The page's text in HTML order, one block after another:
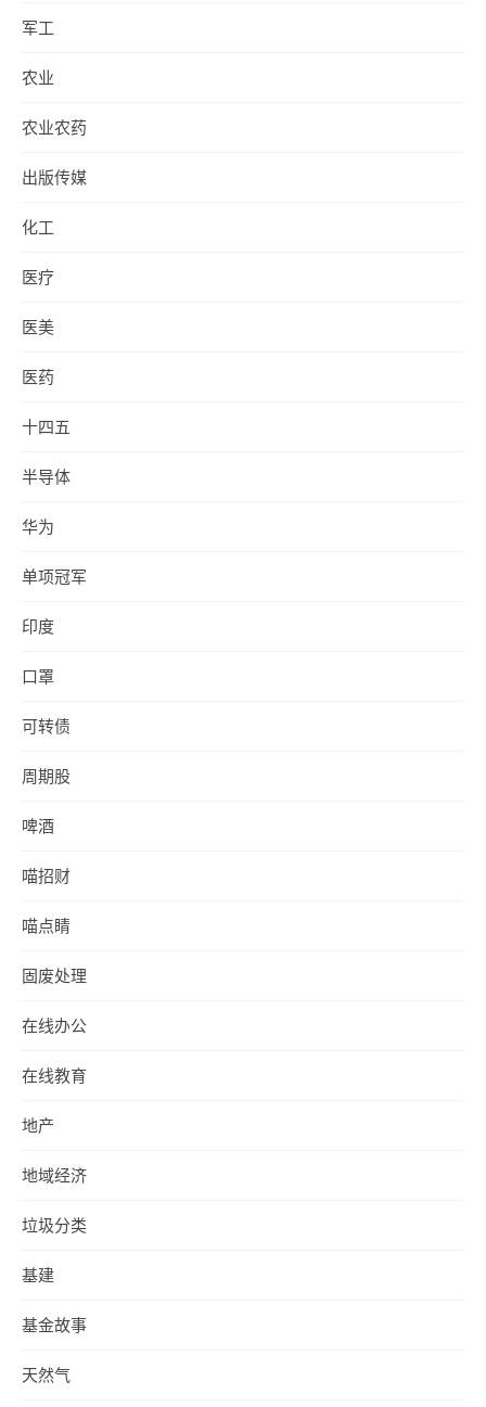
军工
农业
农业农药
出版传媒
化工
医疗
医美
医药
十四五
半导体
华为
单项冠军
印度
口罩
可转债
周期股
啤酒
喵招财
喵点睛
固废处理
在线办公
在线教育
地产
地域经济
垃圾分类
基建
基金故事
天然气